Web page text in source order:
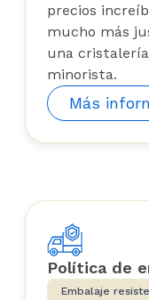
precios
mucho más
una
minorista.
Más
Política de
Embalaje